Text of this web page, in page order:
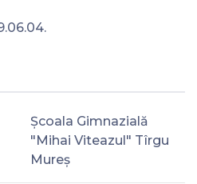
Școala Gimnazială
"Mihai Viteazul" Tîrgu
Mureș